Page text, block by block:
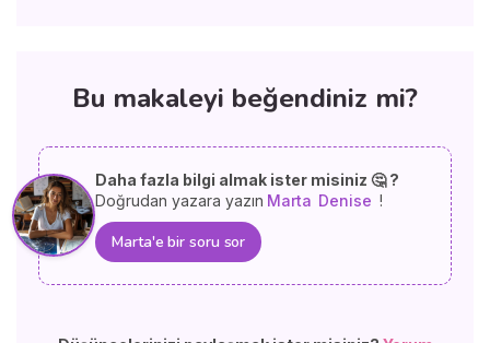
Bu makaleyi beğendiniz mi?
Daha fazla bilgi almak ister misiniz 🤔 ?
Doğrudan yazara yazın Marta Denise !
Marta'e bir soru sor